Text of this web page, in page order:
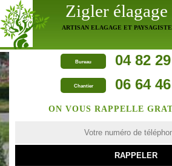
Zigler élagage
ARTISAN ELAGAGE ET PAYSAGISTE
Bureau 04 82
Chantier 06 64
ON VOUS RAPPELLE